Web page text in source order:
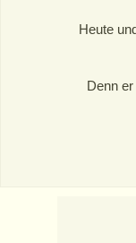
Heute
Denn